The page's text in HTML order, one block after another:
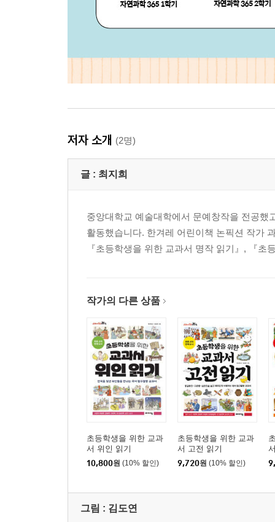
저자 소개 (2명)
글 : 최지희
중앙대학교 예술대학에서 문예창작을 전공했
활동했습니다. 한겨레 어린이책 논픽션 작가
『초등학생을 위한 교과서 명작 읽기』, 『
작가의 다른 상품
초등학생을 위한 교과
서 위인 읽기
10,800원 (10% 할인)
초등학생을 위한 교과
서 고전 읽기
9,720원 (10% 할인)
그림 : 김도연